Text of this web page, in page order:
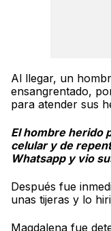
Al llegar, un
ensangrentado,
para atender sus
El hombre herido
celular y de
Whatsapp y vio
Después fue
unas tijeras y lo
Magdalena fue